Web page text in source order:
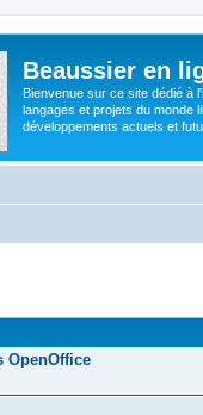
Beaussier en
Bienvenue sur ce site dédié à
langages et projets du monde
développements actuels et
OpenOffice